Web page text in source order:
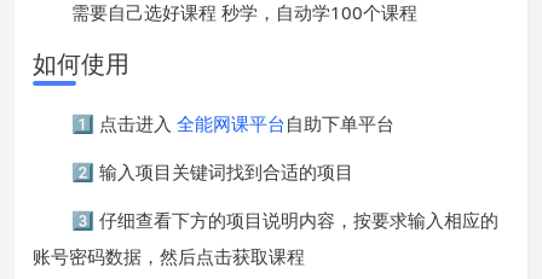
需要自己选好课程 秒学，自动学100个课程
如何使用
1️⃣ 点击进入 全能网课平台自助下单平台
2️⃣ 输入项目关键词找到合适的项目
3️⃣ 仔细查看下方的项目说明内容，按要求输入相应的
账号密码数据，然后点击获取课程